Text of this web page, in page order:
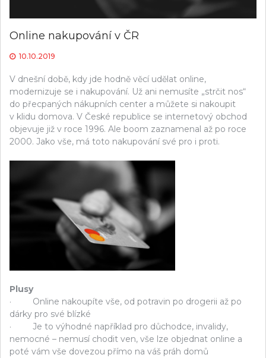
Online nakupování v ČR
10.10.2019
V dnešní době, kdy jde hodně věcí udělat online,
modernizuje se i nakupování. Už ani nemusíte „strčit nos“
do přecpaných nákupních center a můžete si nakoupit
v klidu domova. V České republice se internetový obchod
objevuje již v roce 1996. Ale boom zaznamenal až po roce
2000. Jako vše, má toto nakupování své pro i proti.
Plusy
· Online nakoupíte vše, od potravin po drogerii až po
dárky pro své blízké
· Je to výhodné například pro důchodce, invalidy,
nemocné – nemusí chodit ven, vše lze objednat online a
poté vám vše dovezou přímo na váš práh domů